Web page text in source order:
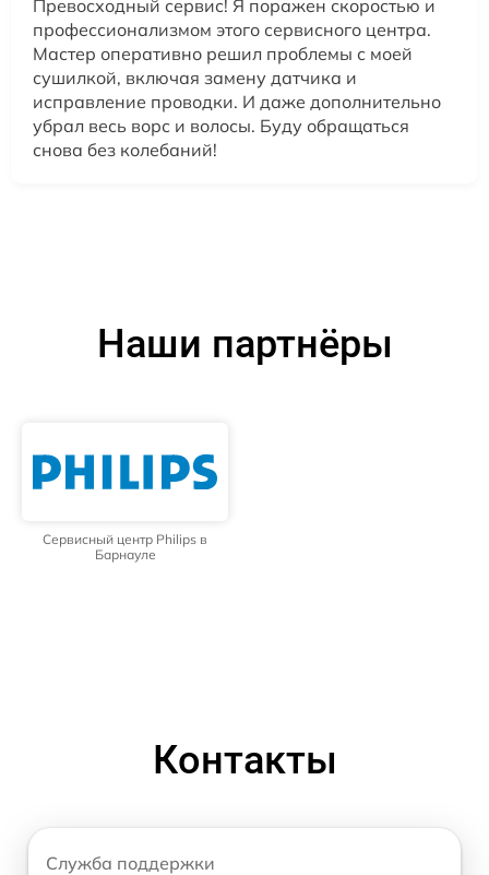
Превосходный сервис! Я поражен скоростью и
профессионализмом этого сервисного центра.
Мастер оперативно решил проблемы с моей
сушилкой, включая замену датчика и
исправление проводки. И даже дополнительно
убрал весь ворс и волосы. Буду обращаться
снова без колебаний!
Наши партнёры
Сервисный центр Philips в
Барнауле
Контакты
Служба поддержки